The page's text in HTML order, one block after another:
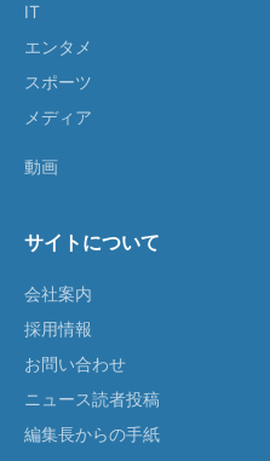
IT
エンタメ
スポーツ
メディア
動画
サイトについて
会社案内
採用情報
お問い合わせ
ニュース読者投稿
編集長からの手紙